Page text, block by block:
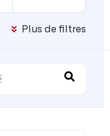
Plus de filtres